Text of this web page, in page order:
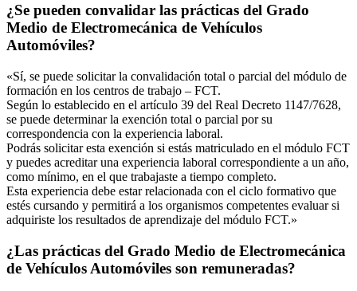
¿Se pueden convalidar las prácticas del Grado
Medio de Electromecánica de Vehículos
Automóviles?
«Sí, se puede solicitar la convalidación total o parcial del módulo de
formación en los centros de trabajo – FCT.
Según lo establecido en el artículo 39 del Real Decreto 1147/7628,
se puede determinar la exención total o parcial por su
correspondencia con la experiencia laboral.
Podrás solicitar esta exención si estás matriculado en el módulo FCT
y puedes acreditar una experiencia laboral correspondiente a un año,
como mínimo, en el que trabajaste a tiempo completo.
Esta experiencia debe estar relacionada con el ciclo formativo que
estés cursando y permitirá a los organismos competentes evaluar si
adquiriste los resultados de aprendizaje del módulo FCT.»
¿Las prácticas del Grado Medio de Electromecánica
de Vehículos Automóviles son remuneradas?